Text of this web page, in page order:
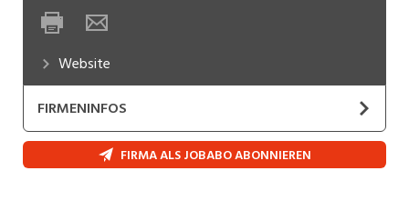
Website
FIRMENINFOS
Die SwissMediaPartners AG ist das
Kompetenzzentrum für Medien und
FIRMA ALS JOBABO ABONNIEREN